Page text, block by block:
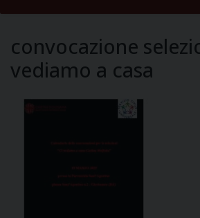
convocazione
vediamo a casa